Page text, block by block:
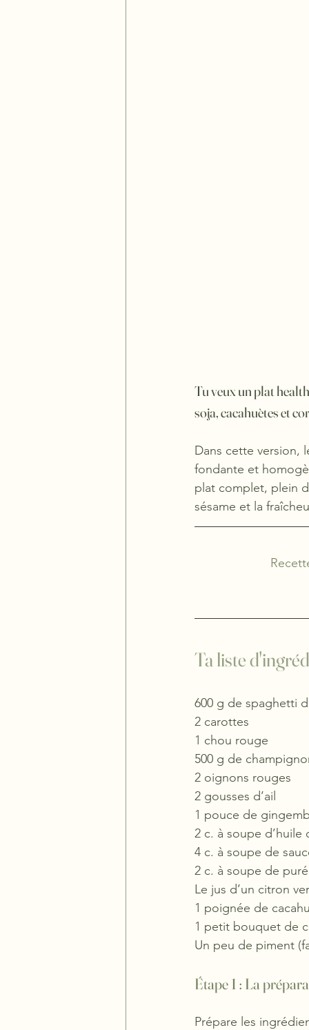
Tu veux un plat
soja, cacahuètes et
Dans cette version,
fondante et
plat complet, plein
sésame et la
Ta liste
600 g de spaghetti
2 carottes
1 chou rouge
500 g de
2 oignons rouges
2 gousses d’ail
1 pouce de
2 c. à soupe d’huile
4 c. à soupe de
2 c. à soupe de
Le jus d’un citron
1 poignée de
1 petit bouquet de
Un peu de piment
Étape 1 : La
Prépare les